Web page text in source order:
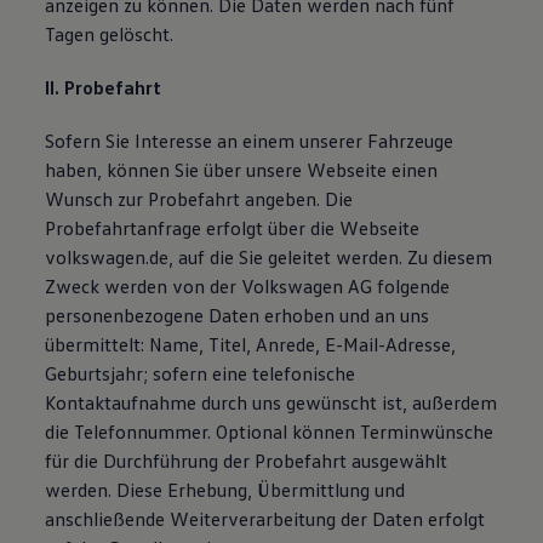
Fahrzeugabholung ab Werk
anzeigen zu können. Die Daten werden nach fünf
Tagen gelöscht.
II. Probefahrt
Sofern Sie Interesse an einem unserer Fahrzeuge
haben, können Sie über unsere Webseite einen
Wunsch zur Probefahrt angeben. Die
Probefahrtanfrage erfolgt über die Webseite
volkswagen.de, auf die Sie geleitet werden. Zu diesem
Zweck werden von der Volkswagen AG folgende
personenbezogene Daten erhoben und an uns
übermittelt: Name, Titel, Anrede, E-Mail-Adresse,
Geburtsjahr; sofern eine telefonische
Kontaktaufnahme durch uns gewünscht ist, außerdem
die Telefonnummer. Optional können Terminwünsche
für die Durchführung der Probefahrt ausgewählt
werden. Diese Erhebung, Übermittlung und
anschließende Weiterverarbeitung der Daten erfolgt